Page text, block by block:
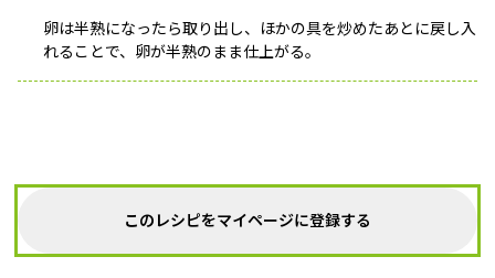
卵は半熟になったら取り出し、ほかの具を炒めたあとに戻し入
れることで、卵が半熟のまま仕上がる。
このレシピをマイページに登録する